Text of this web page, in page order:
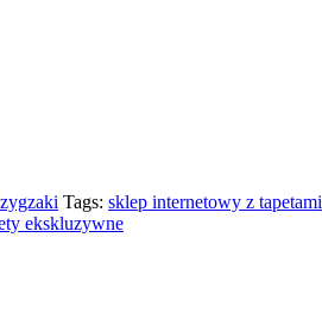
Tags: sklep internetowy z tapetami
ekskluzywne